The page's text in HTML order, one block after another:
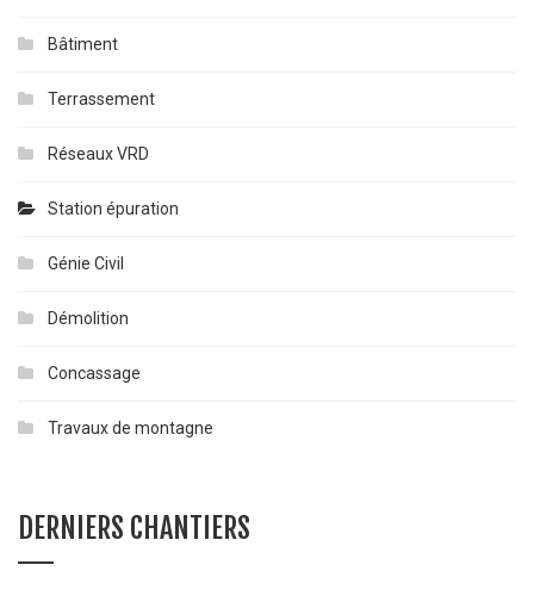
Bâtiment
Terrassement
Réseaux VRD
Station épuration
Génie Civil
Démolition
Concassage
Travaux de montagne
DERNIERS CHANTIERS